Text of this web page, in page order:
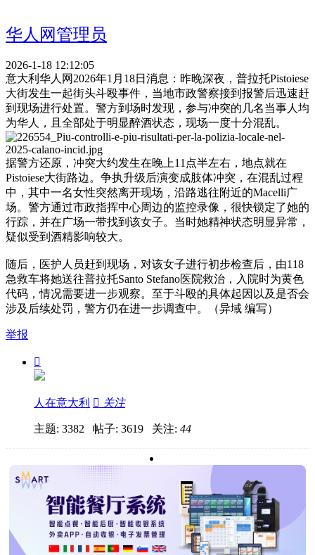
华人网管理员
2026-1-18 12:12:05
意大利华人网2026年1月18日消息：昨晚深夜，普拉托Pistoiese
大街发生一起街头斗殴事件，当地市政警察接到报警后迅速赶
到现场进行处置。警方到场时发现，参与冲突的几名当事人均
为华人，且全部处于明显醉酒状态，现场一度十分混乱。
据警方还原，冲突大约发生在晚上11点半左右，地点就在
Pistoiese大街路边。争执升级后演变成肢体冲突，在混乱过程
中，其中一名女性突然离开现场，沿路逃往附近的Macelli广
场。警方通过市政指挥中心周边的监控录像，很快锁定了她的
行踪，并在广场一带找到该女子。当时她精神状态明显异常，
疑似受到酒精影响较大。
随后，医护人员赶到现场，对该女子进行初步检查后，由118
急救车将她送往普拉托Santo Stefano医院救治，入院时为黄色
代码，情况需要进一步观察。至于斗殴的具体起因以及是否会
涉及后续处罚，警方仍在进一步调查中。（异域 编写）
举报

人在意大利  关注
主题: 3382 帖子: 3619 关注: 44